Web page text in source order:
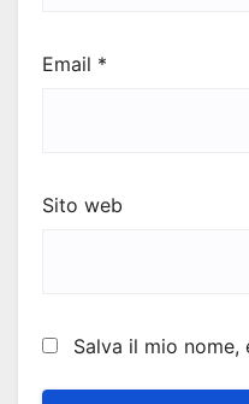
Email *
Sito web
Salva il mio